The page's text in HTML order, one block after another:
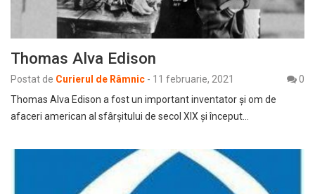
Thomas Alva Edison
Postat de Curierul de Râmnic - 11 februarie, 2021
0
Thomas Alva Edison a fost un important inventator și om de
afaceri american al sfârșitului de secol XIX și început…